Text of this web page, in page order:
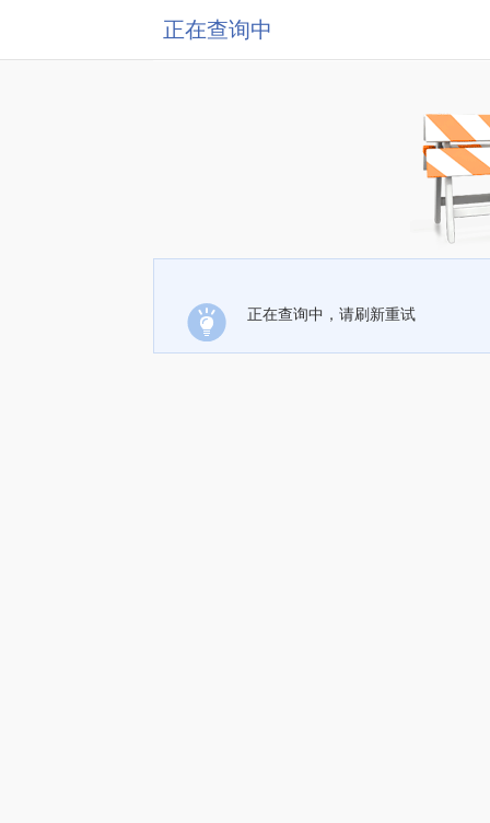
正在查询中
正在查询中，请刷新重试